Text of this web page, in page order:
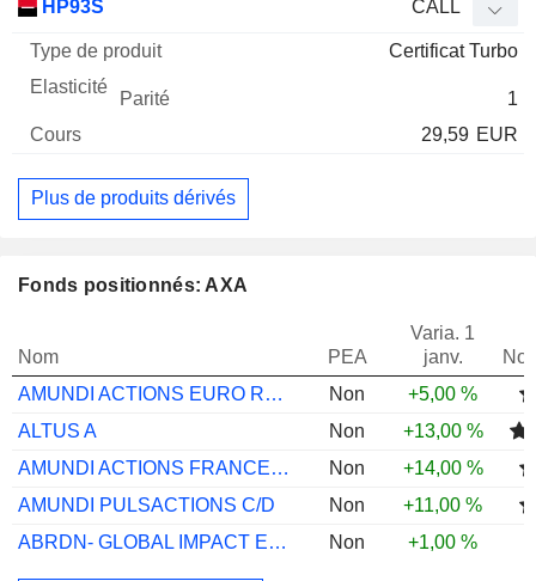
HP93S CALL
Certificat Turbo
1
29,59 EUR
Plus de produits dérivés
Fonds positionnés: AXA
Nom PEA
Varia. 1
janv.
AMUNDI ACTIONS EURO RESPON ÉQUILIBRE PC
Non
+5,00 %
ALTUS A
Non
+13,00 %
AMUNDI ACTIONS FRANCE SELECT PC
Non
+14,00 %
AMUNDI PULSACTIONS C/D
Non
+11,00 %
ABRDN- GLOBAL IMPACT EQUITY D ACC EUR
Non +1,00 %